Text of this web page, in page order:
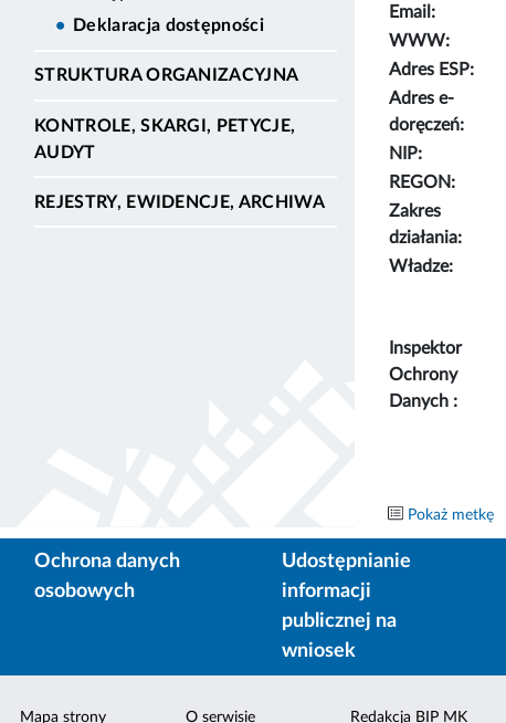
Deklaracja dostępności
STRUKTURA ORGANIZACYJNA
KONTROLE, SKARGI, PETYCJE,
AUDYT
REJESTRY, EWIDENCJE, ARCHIWA
Email:
WWW:
Adres ESP:
Adres e-
doręczeń:
NIP:
REGON:
Zakres
działania:
Władze:
Inspektor
Ochrony
Danych :
Pokaż metkę
Ochrona danych
osobowych
Udostępnianie
informacji
publicznej na
wniosek
Mapa strony O serwisie Redakcja BIP MK